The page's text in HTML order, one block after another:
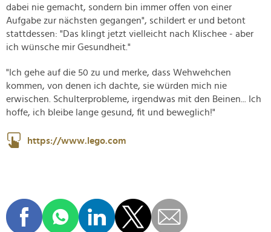
dabei nie gemacht, sondern bin immer offen von einer
Aufgabe zur nächsten gegangen", schildert er und betont
stattdessen: "Das klingt jetzt vielleicht nach Klischee - aber
ich wünsche mir Gesundheit."
"Ich gehe auf die 50 zu und merke, dass Wehwehchen
kommen, von denen ich dachte, sie würden mich nie
erwischen. Schulterprobleme, irgendwas mit den Beinen... Ich
hoffe, ich bleibe lange gesund, fit und beweglich!"
https://www.lego.com